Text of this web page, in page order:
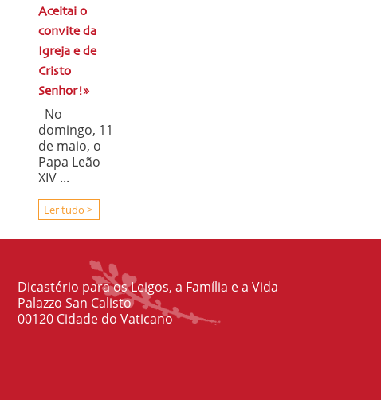
Aceitai o
convite da
Igreja e de
Cristo
Senhor!»
No
domingo, 11
de maio, o
Papa Leão
XIV ...
Ler tudo >
Dicastério para os Leigos, a Família e a Vida
Palazzo San Calisto
00120 Cidade do Vaticano